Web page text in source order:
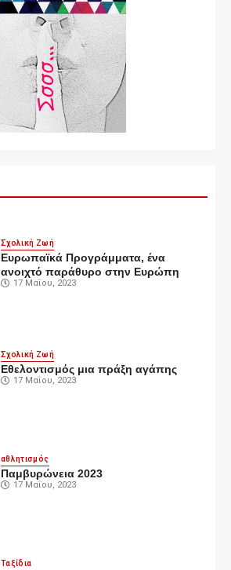
Σχολική Ζωή
Ευρωπαϊκά Προγράμματα, ένα
ανοιχτό παράθυρο στην Ευρώπη
17 Μαΐου, 2023
Σχολική Ζωή
Εθελοντισμός μια πράξη αγάπης
17 Μαΐου, 2023
αθλητισμός
Παμβυρώνεια 2023
17 Μαΐου, 2023
Ταξίδια